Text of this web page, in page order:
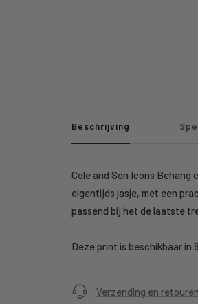
Beschrijving
Cole and Son Icons
eigentijds jasje, met een
passend bij het de laatste
Deze print is beschikbaar in
Verzending en retouren